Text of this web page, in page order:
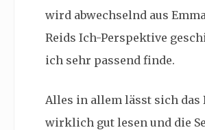
wird abwechselnd aus
Reids Ich-Perspektive
ich sehr passend finde.
Alles in allem lässt sich das
wirklich gut lesen und die